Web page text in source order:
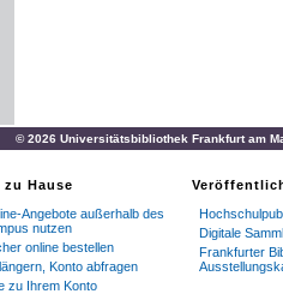
© 2026 Universitätsbibliothek Frankfurt am
zu Hause
Angebote außerhalb des
nutzen
online bestellen
Konto abfragen
zu Ihrem Konto
Digitale
Frankfurter